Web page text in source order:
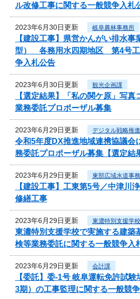
ル改修工事に関する一般競争入札
2023年6月30日更新 岐阜農林事務所
【建設工事】県営かんがい排水事
型） 各務用水四期地区 第4号工
争入札公告
2023年6月30日更新 観光企画課
【選定結果】「私の関ケ原」写
業務委託プロポーザル募集
2023年6月29日更新 デジタル戦略推
令和5年度DX推進地域連携協議会
務委託プロポーザル募集【選定結
2023年6月29日更新 東部広域水道事
【建設工事】工東第5号／中津川
修繕工事
2023年6月29日更新 東濃特別支援学校
東濃特別支援学校で実施する建築
検等業務委託に関する一般競争入
2023年6月29日更新 会計課
【委託】委-1号 岐阜運転免許試
3期）の工事監理に関する一般競